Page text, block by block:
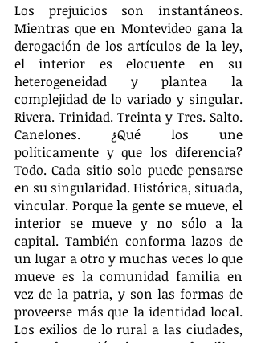
Los prejuicios son instantáneos.
Mientras que en Montevideo gana la
derogación de los artículos de la ley,
el interior es elocuente en su
heterogeneidad y plantea la
complejidad de lo variado y singular.
Rivera. Trinidad. Treinta y Tres. Salto.
Canelones. ¿Qué los une
políticamente y que los diferencia?
Todo. Cada sitio solo puede pensarse
en su singularidad. Histórica, situada,
vincular. Porque la gente se mueve, el
interior se mueve y no sólo a la
capital. También conforma lazos de
un lugar a otro y muchas veces lo que
mueve es la comunidad familia en
vez de la patria, y son las formas de
proveerse más que la identidad local.
Los exilios de lo rural a las ciudades,